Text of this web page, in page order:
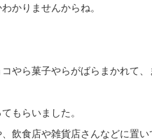
かりませんからね。
やら菓子やらがばらまかれて、
もらいました。
飲食店や雑貨店さんなどに置い